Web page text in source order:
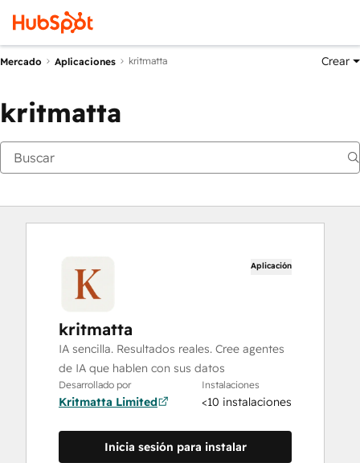
Mercado Aplicaciones kritmatta Crear
kritmatta
Aplicación
kritmatta
IA sencilla. Resultados reales. Cree agentes
de IA que hablen con sus datos
Desarrollado por
Kritmatta Limited
Instalaciones
<10 instalaciones
Inicia sesión para instalar